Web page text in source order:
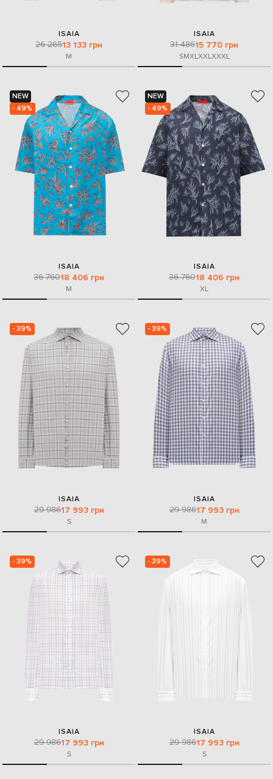
ISAIA
26 26513 133 грн
M
ISAIA
31 48615 770 грн
SMXLXXLXXXL
NEW
- 49%
ISAIA
36 76018 406 грн
M
NEW
- 49%
ISAIA
36 76018 406 грн
XL
- 39%
ISAIA
29 98617 993 грн
S
- 39%
ISAIA
29 98617 993 грн
M
- 39%
ISAIA
29 98617 993 грн
S
- 39%
ISAIA
29 98617 993 грн
S